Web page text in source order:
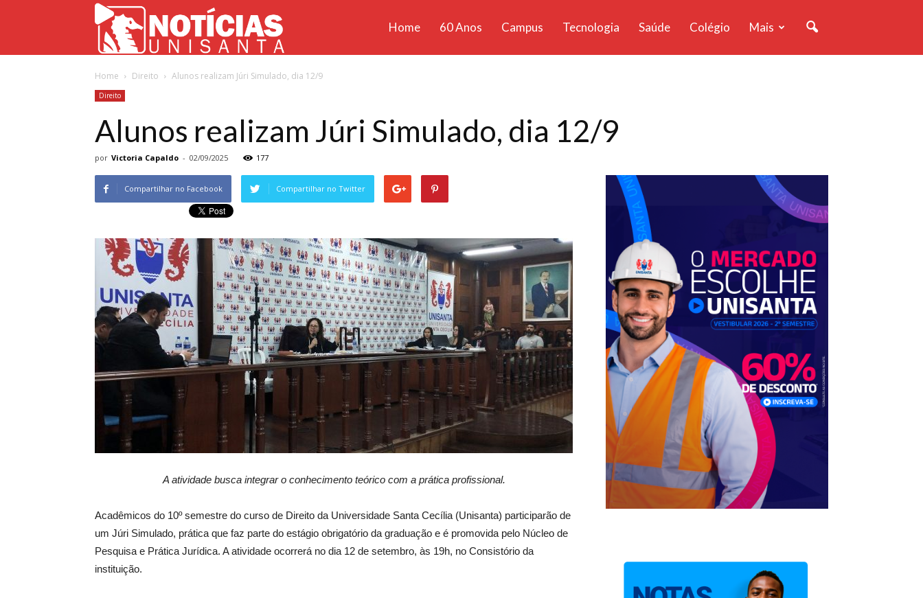
Unisanta
Home 60 Anos Campus Tecnologia Saúde Colégio Mais
Home Direito Alunos realizam Júri Simulado, dia 12/9
Direito
Alunos realizam Júri Simulado, dia 12/9
por Victoria Capaldo - 02/09/2025 177
Compartilhar no Facebook Compartilhar no Twitter
A atividade busca integrar o conhecimento teórico com a prática profissional.
Acadêmicos do 10º semestre do curso de Direito da Universidade Santa Cecília (Unisanta) participarão de
um Júri Simulado, prática que faz parte do estágio obrigatório da graduação e é promovida pelo Núcleo de
Pesquisa e Prática Jurídica. A atividade ocorrerá no dia 12 de setembro, às 19h, no Consistório da
instituição.